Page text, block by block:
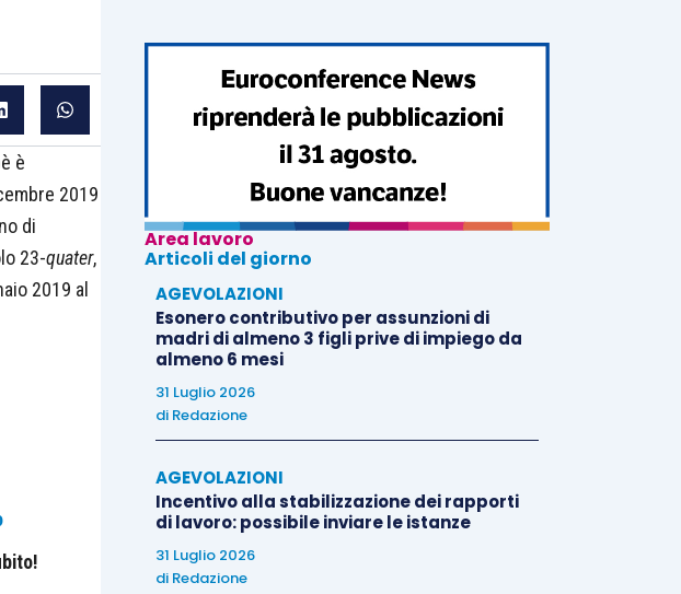
è
2019
di
23-quater,
2019 al
Area lavoro
Articoli del giorno
AGEVOLAZIONI
Esonero contributivo per assunzioni di
madri di almeno 3 figli prive di impiego da
almeno 6 mesi
31 Luglio 2026
di Redazione
AGEVOLAZIONI
Incentivo alla stabilizzazione dei rapporti
di lavoro: possibile inviare le istanze
31 Luglio 2026
di Redazione